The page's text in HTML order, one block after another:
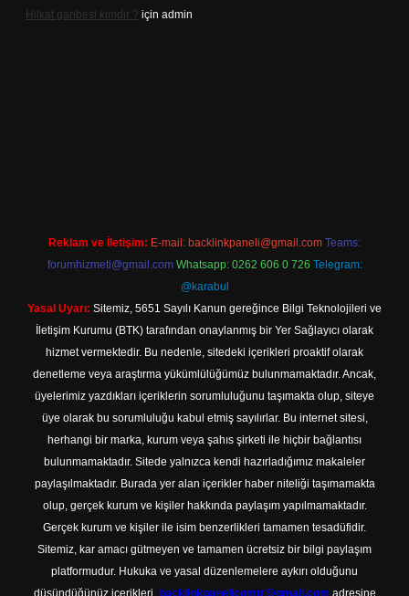
Hilkat garibesi kimdir ? için admin
Reklam ve İletişim: E-mail: backlinkpaneli@gmail.com Teams:
forumhizmeti@gmail.com Whatsapp: 0262 606 0 726 Telegram:
@karabul
Yasal Uyarı: Sitemiz, 5651 Sayılı Kanun gereğince Bilgi Teknolojileri ve
İletişim Kurumu (BTK) tarafından onaylanmış bir Yer Sağlayıcı olarak
hizmet vermektedir. Bu nedenle, sitedeki içerikleri proaktif olarak
denetleme veya araştırma yükümlülüğümüz bulunmamaktadır. Ancak,
üyelerimiz yazdıkları içeriklerin sorumluluğunu taşımakta olup, siteye
üye olarak bu sorumluluğu kabul etmiş sayılırlar. Bu internet sitesi,
herhangi bir marka, kurum veya şahıs şirketi ile hiçbir bağlantısı
bulunmamaktadır. Sitede yalnızca kendi hazırladığımız makaleler
paylaşılmaktadır. Burada yer alan içerikler haber niteliği taşımamakta
olup, gerçek kurum ve kişiler hakkında paylaşım yapılmamaktadır.
Gerçek kurum ve kişiler ile isim benzerlikleri tamamen tesadüfidir.
Sitemiz, kar amacı gütmeyen ve tamamen ücretsiz bir bilgi paylaşım
platformudur. Hukuka ve yasal düzenlemelere aykırı olduğunu
düşündüğünüz içerikleri,
backlinkpanelicomtr@gmail.com adresine